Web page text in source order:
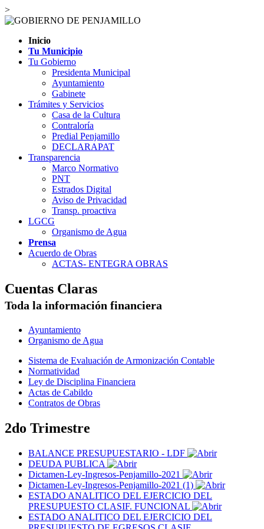
>
Inicio
Tu Municipio
Tu Gobierno
Presidenta Municipal
Ayuntamiento
Gabinete
Trámites y Servicios
Casa de la Cultura
Contraloría
Predial Penjamillo
DECLARAPAT
Transparencia
Marco Normativo
PNT
Estrados Digital
Aviso de Privacidad
Transp. proactiva
LGCG
Organismo de Agua
Prensa
Acuerdo de Obras
ACTAS- ENTEGRA OBRAS
Cuentas Claras
Toda la información financiera
Ayuntamiento
Organismo de Agua
Sistema de Evaluación de Armonización Contable
Normatividad
Ley de Disciplina Financiera
Actas de Cabildo
Contratos de Obras
2do Trimestre
BALANCE PRESUPUESTARIO - LDF
DEUDA PUBLICA
Dictamen-Ley-Ingresos-Penjamillo-2021
Dictamen-Ley-Ingresos-Penjamillo-2021 (1)
ESTADO ANALITICO DEL EJERCICIO DEL
PRESUPUESTO CLASIF. FUNCIONAL
ESTADO ANALITICO DEL EJERCICIO DEL